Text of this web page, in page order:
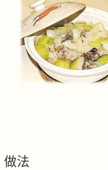
做法